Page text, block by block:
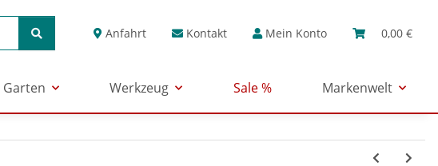
Anfahrt Kontakt Mein Konto 0,00 €
Garten Werkzeug Sale % Markenwelt